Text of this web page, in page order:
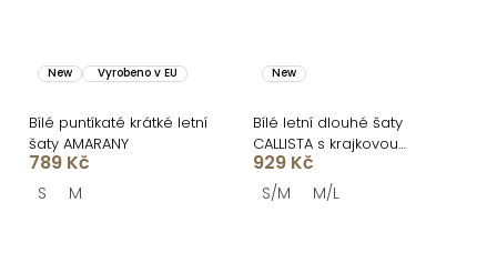
New Vyrobeno v EU
Bílé puntíkaté krátké letní
šaty AMARANY
789 Kč
S M
New
Bílé letní dlouhé šaty
CALLISTA s krajkovou
sukní
929 Kč
S/M M/L